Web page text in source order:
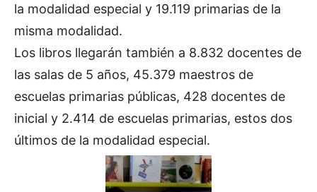
la modalidad especial y 19.119 primarias de la
misma modalidad.
Los libros llegarán también a 8.832 docentes de
las salas de 5 años, 45.379 maestros de
escuelas primarias públicas, 428 docentes de
inicial y 2.414 de escuelas primarias, estos dos
últimos de la modalidad especial.